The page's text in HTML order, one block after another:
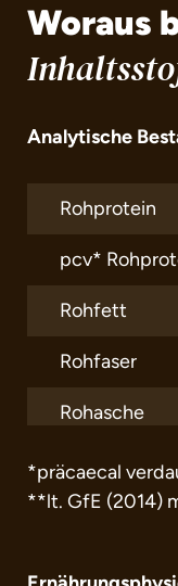
Woraus
Analytische
Rohprotein
pcv*
Rohfett
Rohfaser
Rohasche
*präcaecal
**lt. GfE (2014)